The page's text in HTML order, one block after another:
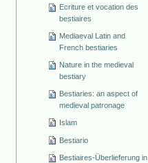
Ecriture et vocation des
bestiaires
Mediaeval Latin and
French bestiaries
Nature in the medieval
bestiary
Bestiaries: an aspect of
medieval patronage
Islam
Bestiario
Bestiaires-Überlieferung in